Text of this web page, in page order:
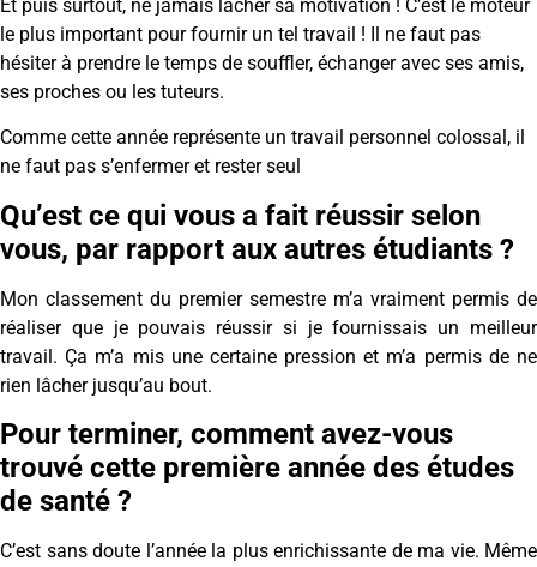
Et puis surtout, ne jamais lâcher sa motivation ! C’est le moteur
le plus important pour fournir un tel travail ! Il ne faut pas
hésiter à prendre le temps de souffler, échanger avec ses amis,
ses proches ou les tuteurs.
Comme cette année représente un travail personnel colossal, il
ne faut pas s’enfermer et rester seul
Qu’est ce qui vous a fait réussir selon
vous, par rapport aux autres étudiants ?
Mon classement du premier semestre m’a vraiment permis de
réaliser que je pouvais réussir si je fournissais un meilleur
travail. Ça m’a mis une certaine pression et m’a permis de ne
rien lâcher jusqu’au bout.
Pour terminer, comment avez-vous
trouvé cette première année des études
de santé ?
C’est sans doute l’année la plus enrichissante de ma vie. Même